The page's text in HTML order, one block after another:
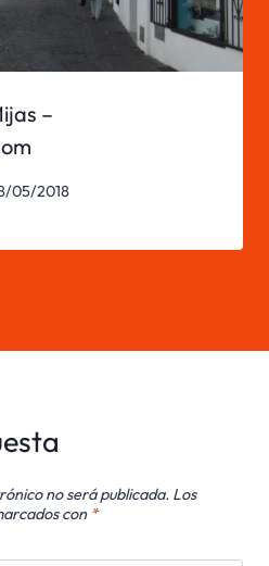
–
05/2018
no será publicada. Los
con *